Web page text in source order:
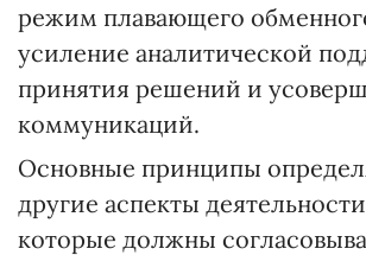
режим плавающего
усиление аналитической
принятия решений и
коммуникаций.
Основные принципы
другие аспекты
которые должны